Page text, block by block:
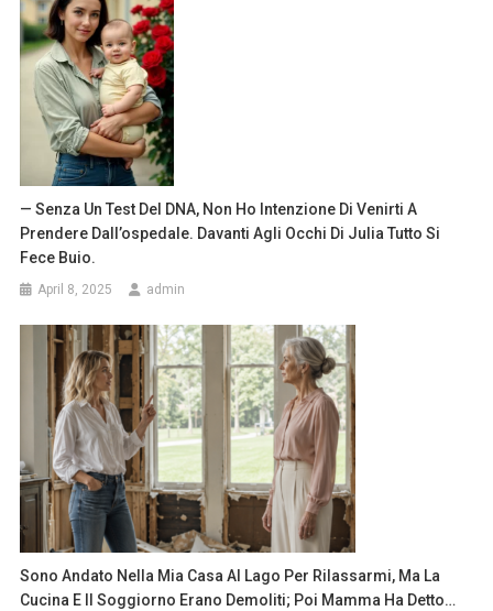
— Senza Un Test Del DNA, Non Ho Intenzione Di Venirti A
Prendere Dall’ospedale. Davanti Agli Occhi Di Julia Tutto Si
Fece Buio.
April 8, 2025 admin
Sono Andato Nella Mia Casa Al Lago Per Rilassarmi, Ma La
Cucina E Il Soggiorno Erano Demoliti; Poi Mamma Ha Detto…